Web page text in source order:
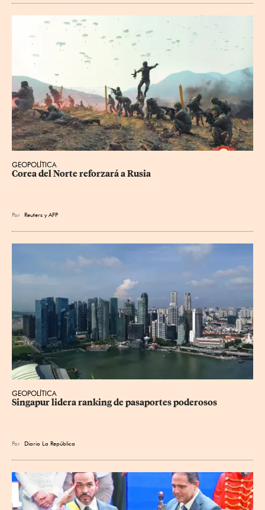
GEOPOLÍTICA
Corea del Norte reforzará a Rusia
Por Reuters yAFP
GEOPOLÍTICA
Singapur lidera ranking de pasaportes poderosos
Por Diario La República